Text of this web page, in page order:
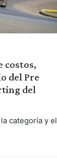
costos,
del Pre
del
categoría y el